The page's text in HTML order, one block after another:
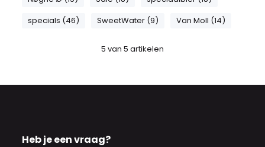
specials (46)
SweetWater (9) Van Moll (14)
5 van 5 artikelen
Heb je een vraag?